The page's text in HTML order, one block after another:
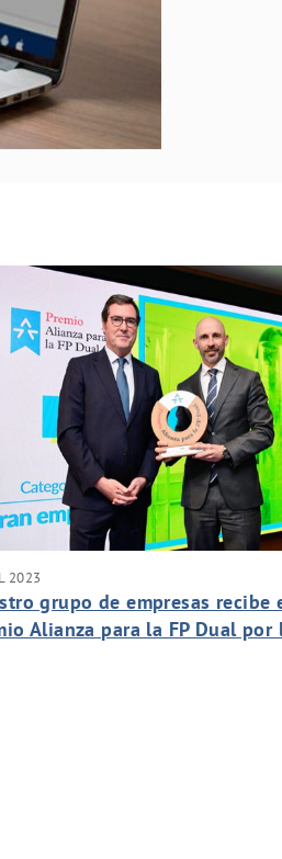
2023
grupo de empresas recibe
Alianza para la FP Dual por